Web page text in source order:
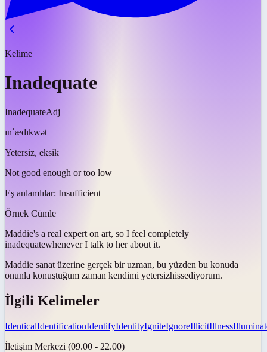
Kelime
Inadequate
InadequateAdj
ɪnˈædɪkwət
Yetersiz, eksik
Not good enough or too low
Eş anlamlılar: Insufficient
Örnek Cümle
Maddie's a real expert on art, so I feel completely
inadequatewhenever I talk to her about it.
Maddie sanat üzerine gerçek bir uzman, bu yüzden bu konuda
onunla konuştuğum zaman kendimi yetersizhissediyorum.
İlgili Kelimeler
IdenticalIdentificationIdentifyIdentityIgniteIgnoreIllicitIllness
İletişim Merkezi (09.00 - 22.00)